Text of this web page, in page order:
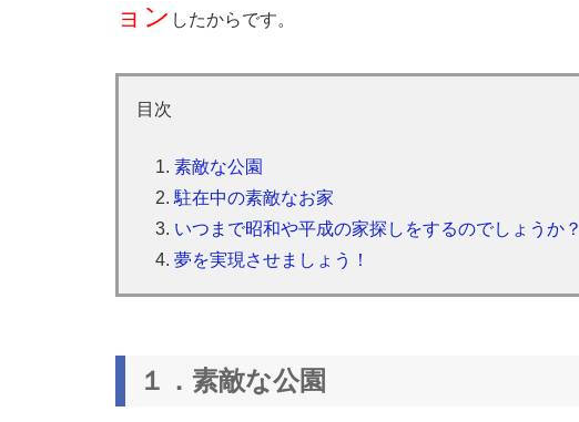
ョン したからです。
目次
素敵な公園
駐在中の素敵なお家
いつまで昭和や平成の家探しをするのでしょうか？
夢を実現させましょう！
１．素敵な公園